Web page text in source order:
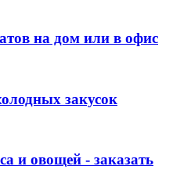
на дом или в офис
закусок
и овощей - заказать